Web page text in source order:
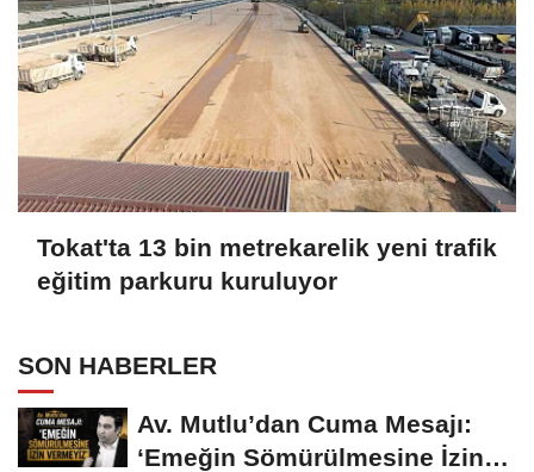
Tokat'ta 13 bin metrekarelik yeni trafik
eğitim parkuru kuruluyor
SON HABERLER
Av. Mutlu’dan Cuma Mesajı:
‘Emeğin Sömürülmesine İzin